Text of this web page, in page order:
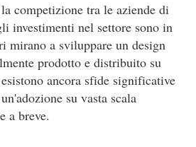
competizione tra le aziende di
investimenti nel settore sono in
mirano a sviluppare un design
prodotto e distribuito su
ancora sfide significative
su vasta scala
a breve.